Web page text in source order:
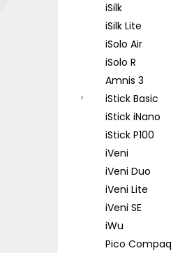
iSilk
iSilk Lite
iSolo Air
iSolo R
Amnis 3
iStick Basic
iStick iNano
iStick P100
iVeni
iVeni Duo
iVeni Lite
iVeni SE
iWu
Pico Compaq